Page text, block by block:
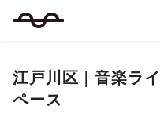
江戸川区 ｜音楽ラ
ペース